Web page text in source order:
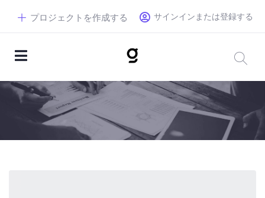
サインインまたは登録する
プロジェクトを作成する